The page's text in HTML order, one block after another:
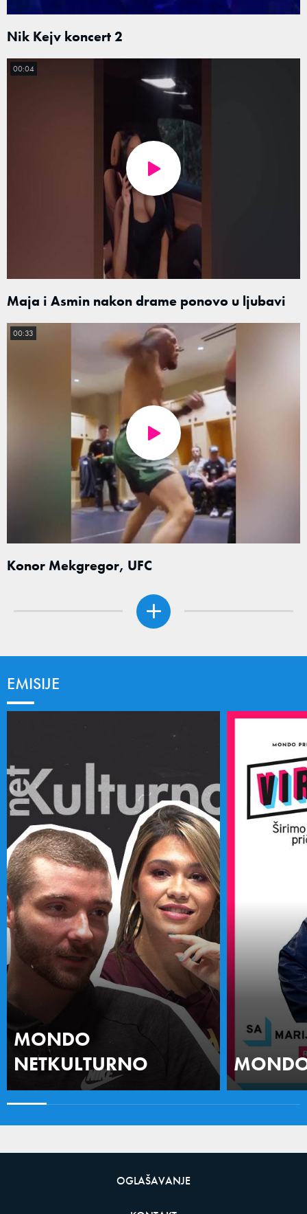
Nik Kejv koncert 2
Maja i Asmin nakon drame ponovo u ljubavi
00:04
Konor Mekgregor, UFC
00:33
EMISIJE
MONDO
NETKULTURNO
OGLAŠAVANJE